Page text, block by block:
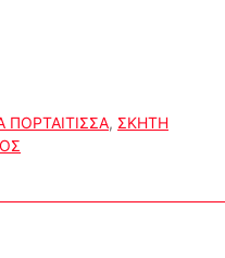
ΠΟΡΤΑΙΤΙΣΣΑ, ΣΚΗΤΗ